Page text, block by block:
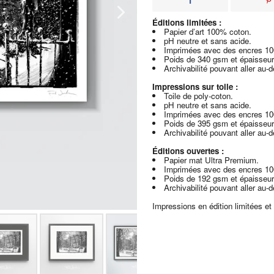
Éditions limitées :
Papier d’art 100% coton.
pH neutre et sans acide.
Imprimées avec des encres
Poids de 340 gsm et
Archivabilité pouvant aller au-
Impressions sur toile :
Toile de poly-coton.
pH neutre et sans acide.
Imprimées avec des encres
Poids de 395 gsm et
Archivabilité pouvant aller au-
Éditions ouvertes :
Papier mat Ultra Premium.
Imprimées avec des encres
Poids de 192 gsm et
Archivabilité pouvant aller au-
Impressions en édition limitées